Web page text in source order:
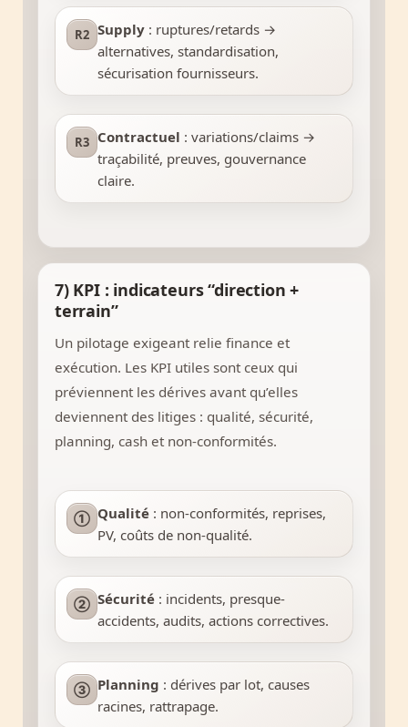
R2 Supply : ruptures/retards →
alternatives, standardisation,
sécurisation fournisseurs.
R3 Contractuel : variations/claims →
traçabilité, preuves, gouvernance
claire.
7) KPI : indicateurs “direction +
terrain”
Un pilotage exigeant relie finance et
exécution. Les KPI utiles sont ceux qui
préviennent les dérives avant qu’elles
deviennent des litiges : qualité, sécurité,
planning, cash et non-conformités.
① Qualité : non-conformités, reprises,
PV, coûts de non-qualité.
② Sécurité : incidents, presque-
accidents, audits, actions correctives.
③ Planning : dérives par lot, causes
racines, rattrapage.